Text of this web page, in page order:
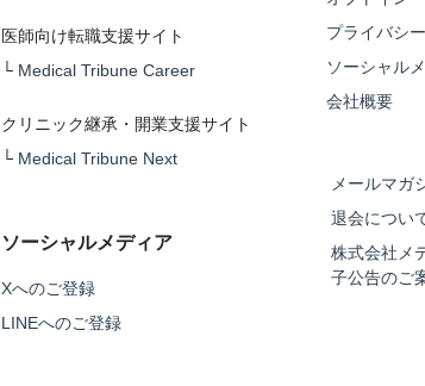
医師向け転職支援サイト
└ Medical Tribune Career
クリニック継承・開業支援サイト
└ Medical Tribune Next
ソーシャルメディア
Xへのご登録
LINEへのご登録
プライバシ
ソーシャル
会社概要
メールマガ
退会につい
株式会社メ
子公告のご